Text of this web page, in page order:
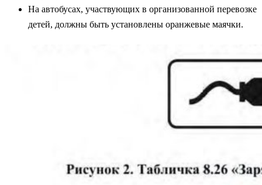
На автобусах, участвующих в организованной перевозке
детей, должны быть установлены оранжевые маячки.